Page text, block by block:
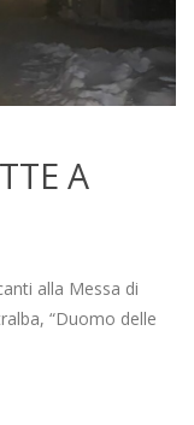
A
alla Messa di
“Duomo delle